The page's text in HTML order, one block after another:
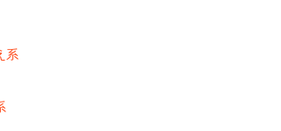
系